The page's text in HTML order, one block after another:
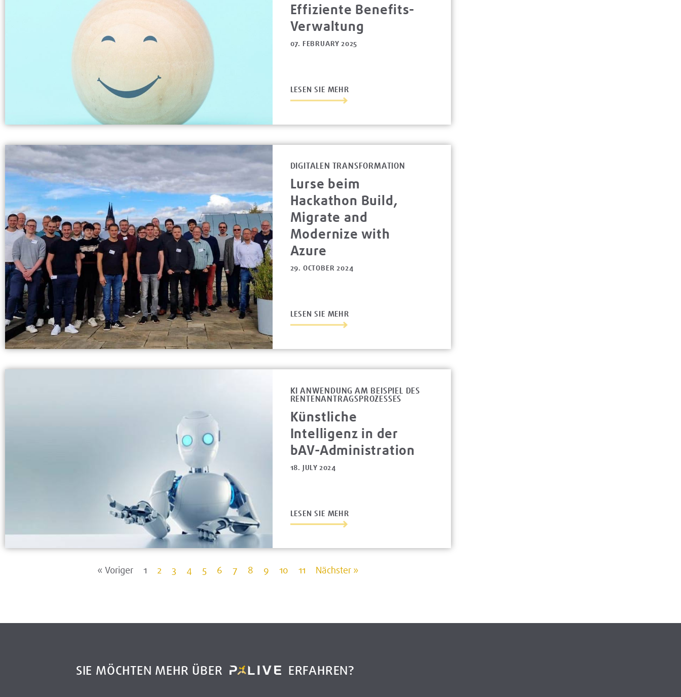
Effiziente Benefits-
Verwaltung
07. FEBRUARY 2025
LESEN SIE MEHR
DIGITALEN TRANSFORMATION
Lurse beim
Hackathon Build,
Migrate and
Modernize with
Azure
29. OCTOBER 2024
LESEN SIE MEHR
KI ANWENDUNG AM BEISPIEL DES
RENTENANTRAGSPROZESSES
Künstliche
Intelligenz in der
bAV-Administration
18. JULY 2024
LESEN SIE MEHR
« Voriger 1 2 3 4 5 6 7 8 9 10 11 Nächster »
SIE MÖCHTEN MEHR ÜBER ERFAHREN?